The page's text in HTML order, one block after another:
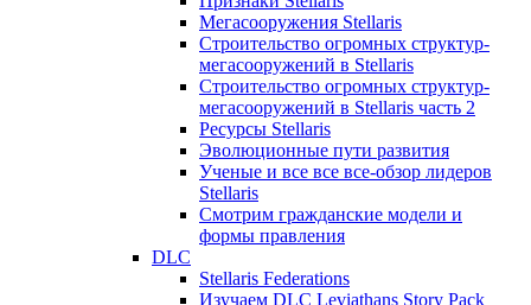
Мегасооружения Stellaris
Строительство огромных структур-
мегасооружений в Stellaris
Строительство огромных структур-
мегасооружений в Stellaris часть 2
Ресурсы Stellaris
Эволюционные пути развития
Ученые и все все все-обзор лидеров
Stellaris
Смотрим гражданские модели и
формы правления
DLC
Stellaris Federations
Изучаем DLC Leviathans Story Pack